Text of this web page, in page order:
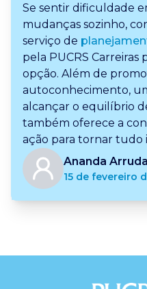
Se sentir dificuldade
mudanças sozinho,
serviço de
pela PUCRS
opção. Além de
autoconhecimento,
alcançar o equilíbrio
também oferece a
ação para tornar tudo
Ananda Arruda
15 de fevereiro